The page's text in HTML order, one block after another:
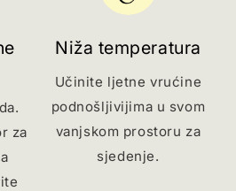
za
Niža temperatura
Učinite ljetne vrućine
podnošljivijima u svom
vanjskom prostoru za
sjedenje.